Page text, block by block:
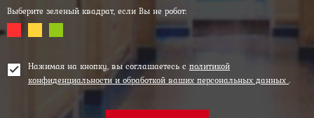
Выберите зеленый квадрат, если Вы не робот:
Нажимая на кнопку, вы соглашаетесь с политикой
конфиденциальности и обработкой ваших персональных данных .